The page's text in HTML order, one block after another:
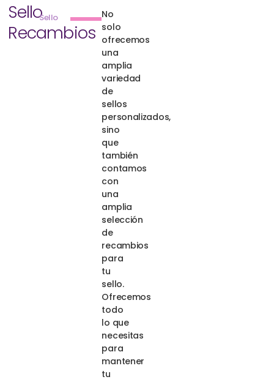
Sello
Recambios
Sello
No
solo
ofrecemos
una
amplia
variedad
de
sellos
personalizados,
sino
que
también
contamos
con
una
amplia
selección
de
recambios
para
tu
sello.
Ofrecemos
todo
lo que
necesitas
para
mantener
tu